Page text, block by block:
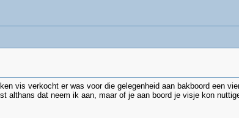
vis verkocht er was voor die gelegenheid aan bakboord een
dat neem ik aan, maar of je aan boord je visje kon